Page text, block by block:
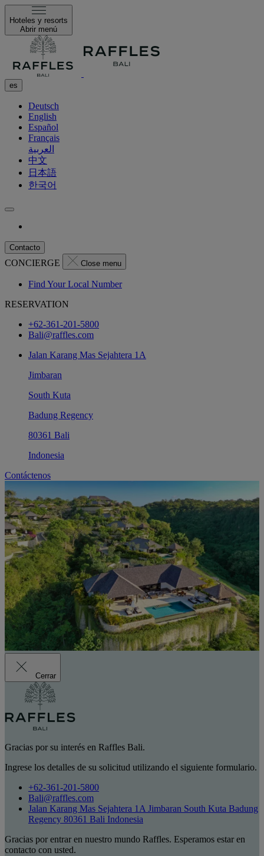
Hoteles y resorts
Abrir menú
es
Deutsch
English
Español
Français
العربية
中文
日本語
한국어
Contacto
CONCIERGE Close menu
Find Your Local Number
RESERVATION
+62-361-201-5800
Bali@raffles.com
Jalan Karang Mas Sejahtera 1A
Jimbaran
South Kuta
Badung Regency
80361 Bali
Indonesia
Contáctenos
Cerrar
Gracias por su interés en Raffles Bali.
Ingrese los detalles de su solicitud utilizando el siguiente formulario.
+62-361-201-5800
Bali@raffles.com
Jalan Karang Mas Sejahtera 1A Jimbaran South Kuta Badung
Regency 80361 Bali Indonesia
Gracias por entrar en nuestro mundo Raffles. Esperamos estar en
contacto con usted.